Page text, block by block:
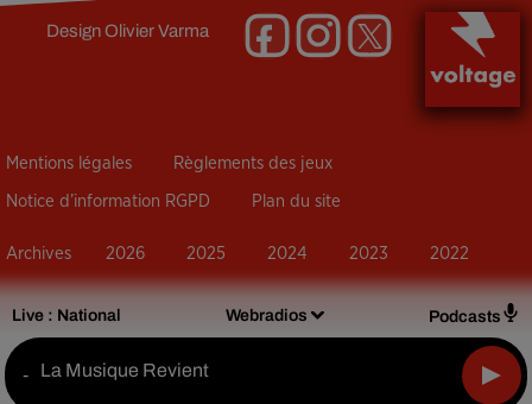
Live : National Webradios Podcasts
- La Musique Revient
DesignOlivier Varma
Mentions légales Règlements des jeux
Notice d’information RGPD Plan du site
Archives 2026 2025 2024 2023 2022